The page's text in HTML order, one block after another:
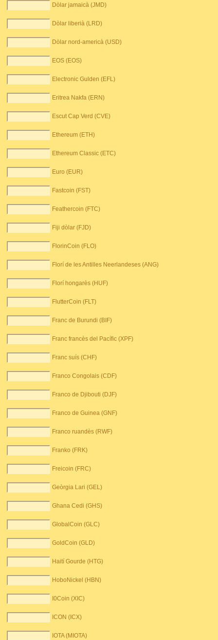
Dòlar jamaicà (JMD)
Dòlar liberià (LRD)
Dòlar nord-americà (USD)
EOS (EOS)
Electronic Gulden (EFL)
Eritrea Nakfa (ERN)
Escut Cap Verd (CVE)
Ethereum (ETH)
Ethereum Classic (ETC)
Euro (EUR)
Fastcoin (FST)
Feathercoin (FTC)
Fiji dòlar (FJD)
FlorinCoin (FLO)
Florí de les Antilles Neerlandeses (ANG)
Florí hongarès (HUF)
FlutterCoin (FLT)
Franc de Burundi (BIF)
Franc francès del Pacífic (XPF)
Franc suís (CHF)
Franco Congolais (CDF)
Franco de Djibouti (DJF)
Franco de Guinea (GNF)
Franco ruandès (RWF)
Franko (FRK)
Freicoin (FRC)
Geòrgia Lari (GEL)
Ghana Cedi (GHS)
GlobalCoin (GLC)
GoldCoin (GLD)
Haití Gourde (HTG)
HoboNickel (HBN)
I0Coin (XIC)
ICON (ICX)
IOTA (MIOTA)